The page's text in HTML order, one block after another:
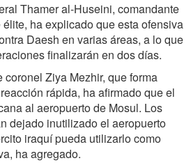
Thamer al-Huseini, comandante
ha explicado que esta ofensiva
Daesh en varias áreas, a lo que
finalizarán en dos días.
coronel Ziya Mezhir, que forma
rápida, ha afirmado que el
al aeropuerto de Mosul. Los
dejado inutilizado el aeropuerto
iraquí pueda utilizarlo como
ha agregado.